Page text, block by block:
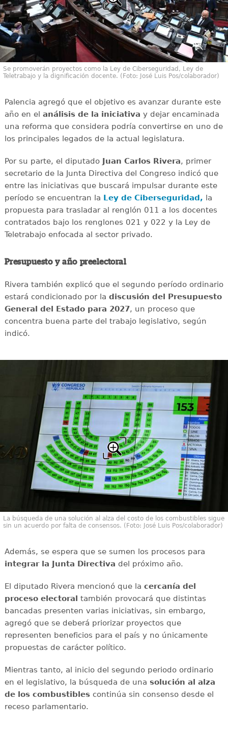
Se promoverán proyectos como la Ley de Ciberseguridad, Ley de
Teletrabajo y la dignificación docente. (Foto: José Luis Pos/colaborador)
Palencia agregó que el objetivo es avanzar durante este
año en el análisis de la iniciativa y dejar encaminada
una reforma que considera podría convertirse en uno de
los principales legados de la actual legislatura.
Por su parte, el diputado Juan Carlos Rivera, primer
secretario de la Junta Directiva del Congreso indicó que
entre las iniciativas que buscará impulsar durante este
período se encuentran la Ley de Ciberseguridad, la
propuesta para trasladar al renglón 011 a los docentes
contratados bajo los renglones 021 y 022 y la Ley de
Teletrabajo enfocada al sector privado.
Presupuesto y año preelectoral
Rivera también explicó que el segundo período ordinario
estará condicionado por la discusión del Presupuesto
General del Estado para 2027, un proceso que
concentra buena parte del trabajo legislativo, según
indicó.
La búsqueda de una solución al alza del costo de los combustibles sigue
sin un acuerdo por falta de consensos. (Foto: José Luis Pos/colaborador)
Además, se espera que se sumen los procesos para
integrar la Junta Directiva del próximo año.
El diputado Rivera mencionó que la cercanía del
proceso electoral también provocará que distintas
bancadas presenten varias iniciativas, sin embargo,
agregó que se deberá priorizar proyectos que
representen beneficios para el país y no únicamente
propuestas de carácter político.
Mientras tanto, al inicio del segundo periodo ordinario
en el legislativo, la búsqueda de una solución al alza
de los combustiblescontinúa sin consenso desde el
receso parlamentario.